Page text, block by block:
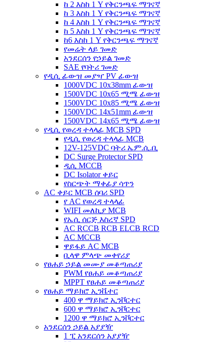
ከ 2 እስከ 1 Y የቅርንጫፍ ማገናኛ
ከ 3 እስከ 1 Y የቅርንጫፍ ማገናኛ
ከ 4 እስከ 1 Y የቅርንጫፍ ማገናኛ
ከ 5 እስከ 1 Y የቅርንጫፍ ማገናኛ
ከ6 እስከ 1 Y የቅርንጫፍ ማገናኛ
የመሬት ላይ ገመድ
አንደርሰን የኃይል ገመድ
SAE የባትሪ ገመድ
የዲሲ ፊውዝ መያዣ PV ፊውዝ
1000VDC 10x38mm ፊውዝ
1500VDC 10x65 ሚሜ ፊውዝ
1500VDC 10x85 ሚሜ ፊውዝ
1500VDC 14x51mm ፊውዝ
1500VDC 14x65 ሚሜ ፊውዝ
የዲሲ የወረዳ ተላላፊ MCB SPD
የዲሲ የወረዳ ተላላፊ MCB
12V-125VDC ባትሪ ኤም.ሲ.ቢ
DC Surge Protector SPD
ዲሲ MCCB
DC Isolator ቀይር
የስርጭት ማቀፊያ ሳጥን
AC ቀይር MCB ሰባሪ SPD
የ AC የወረዳ ተላላፊ
WIFI መለኪያ MCB
የኤሲ ሰርጅ እስረኛ SPD
AC RCCB RCB ELCB RCD
AC MCCB
ዋይፋይ AC MCB
ቢላዋ ምላጭ መቀየሪያ
የፀሐይ ኃይል መሙያ መቆጣጠሪያ
PWM የፀሐይ መቆጣጠሪያ
MPPT የፀሐይ መቆጣጠሪያ
የፀሐይ ማይክሮ ኢንቬተር
400 ዋ ማይክሮ ኢንቮርተር
600 ዋ ማይክሮ ኢንቮርተር
1200 ዋ ማይክሮ ኢንቮርተር
አንደርሰን ኃይል አያያዥ
1 ፒ አንደርሰን አያያዥ